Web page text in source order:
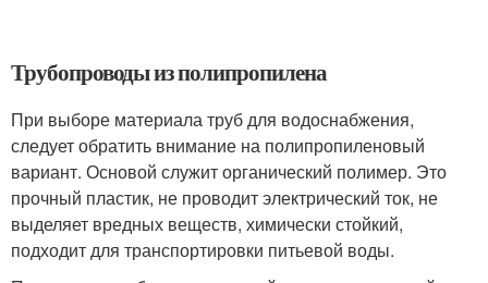
Трубопроводы из полипропилена
При выборе материала труб для водоснабжения,
следует обратить внимание на полипропиленовый
вариант. Основой служит органический полимер. Это
прочный пластик, не проводит электрический ток, не
выделяет вредных веществ, химически стойкий,
подходит для транспортировки питьевой воды.